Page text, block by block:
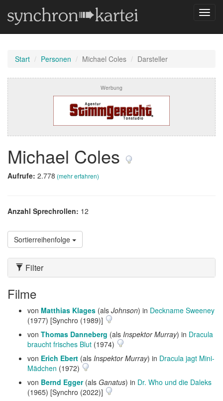
Start Personen Michael Coles Darsteller
Werbung
Michael Coles
Aufrufe: 2.778 (mehr erfahren)
Anzahl Sprechrollen: 12
Sortierreihenfolge
Filter
Filme
von Matthias Klages (als Johnson) in Deckname Sweeney
(1977) [Synchro (1989)]
von Thomas Danneberg (als Inspektor Murray) in Dracula
braucht frisches Blut (1974)
von Erich Ebert (als Inspektor Murray) in Dracula jagt Mini-
Mädchen (1972)
von Bernd Egger(als Ganatus) in Dr. Who und die Daleks
(1965) [Synchro (2022)]